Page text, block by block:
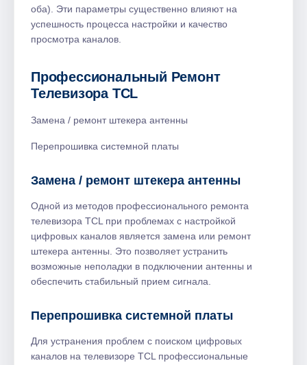
оба). Эти параметры существенно влияют на
успешность процесса настройки и качество
просмотра каналов.
Профессиональный Ремонт
Телевизора TCL
Замена / ремонт штекера антенны
Перепрошивка системной платы
Замена / ремонт штекера антенны
Одной из методов профессионального ремонта
телевизора TCL при проблемах с настройкой
цифровых каналов является замена или ремонт
штекера антенны. Это позволяет устранить
возможные неполадки в подключении антенны и
обеспечить стабильный прием сигнала.
Перепрошивка системной платы
Для устранения проблем с поиском цифровых
каналов на телевизоре TCL профессиональные